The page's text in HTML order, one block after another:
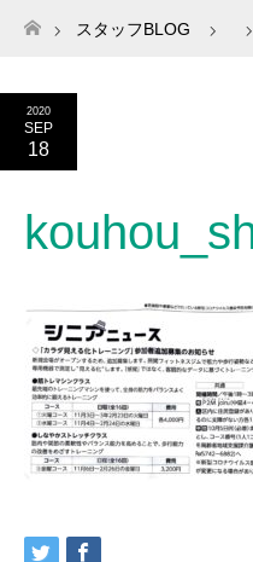
ホーム
スタッフBLOG
2020
SEP
18